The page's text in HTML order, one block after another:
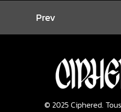
Prev
© 2025 Ciphered.